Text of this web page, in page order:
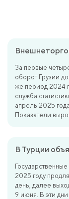
За первые
оборот Грузии
же период 2024
служба
апрель 2025
Показатели
В Турции
2025 году
день, далее
9 июня. В эти дни